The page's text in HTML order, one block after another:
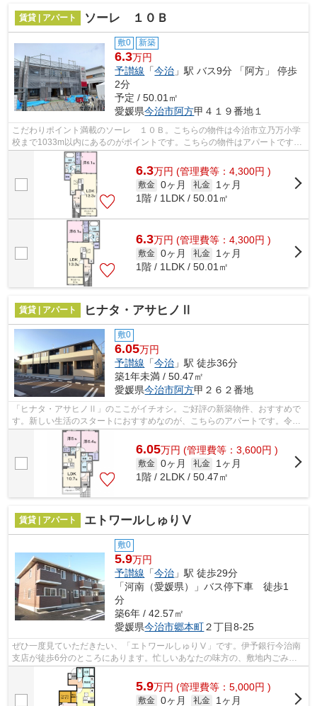
賃貸 | アパート ソーレ １０Ｂ
敷0 新築
6.3万円
予讃線 「今治 」駅 バス9分 「阿方」 停歩
2分
予定 / 50.01㎡
愛媛県今治市阿方甲４１９番地１
こだわりポイント満載のソーレ １０Ｂ。こちらの物件は今治市立乃万小学
校まで1033m以内にあるのがポイントです。こちらの物件はアパートです。
多種多様な物件を取り扱う当社は、お客...
6.3万円 (管理費等：4,300円 )
敷金 0ヶ月 礼金
1ヶ月
1階 / 1LDK / 50.01㎡
6.3万円 (管理費等：4,300円 )
敷金 0ヶ月 礼金
1ヶ月
1階 / 1LDK / 50.01㎡
賃貸 | アパート ヒナタ・アサヒノⅡ
敷0
6.05万円
予讃線 「今治 」駅 徒歩36分
築1年未満 / 50.47㎡
愛媛県今治市阿方甲２６２番地
「ヒナタ・アサヒノⅡ」のここがイチオシ。ご好評の新築物件、おすすめで
す。新しい生活のスタートにおすすめなのが、こちらのアパートです。令和
8年築の物件です。どういった物件を求...
6.05万円 (管理費等：3,600円 )
敷金 0ヶ月 礼金
1ヶ月
1階 / 2LDK / 50.47㎡
賃貸 | アパート エトワールしゅりⅤ
敷0
5.9万円
予讃線 「今治 」駅 徒歩29分
「河南（愛媛県）」バス停下車 徒歩1
分
築6年 / 42.57㎡
愛媛県今治市郷本町２丁目8-25
ぜひ一度見ていただきたい、「エトワールしゅりⅤ」です。伊予銀行今治南
支店が徒歩6分のところにあります。忙しいあなたの味方の、敷地内ごみ置
き場つきの物件です。こちらの物件はア...
5.9万円 (管理費等：5,000円 )
敷金 0ヶ月 礼金
1ヶ月